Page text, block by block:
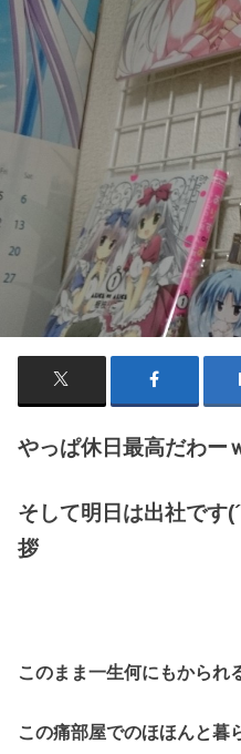
やっぱ休日最高だわー
そして明日は出社です
拶
このまま一生何にもかられ
この痛部屋でのほほんと暮